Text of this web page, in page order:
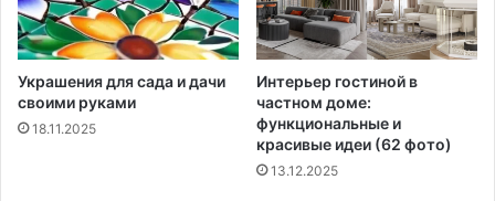
Украшения для сада и дачи
своими руками
18.11.2025
Интерьер гостиной в
частном доме:
функциональные и
красивые идеи (62 фото)
13.12.2025